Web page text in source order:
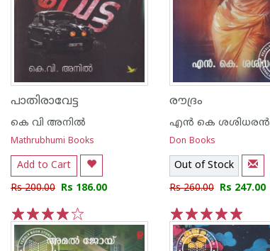
പാതിരാവേട്ട
കെ വി അനില്‍
Mathrubhumi Books
Add to Cart
Rs 200.00 Rs 186.00
5
4
3
2
1
രൗദ്രം
എന്‍ കെ ശശിധരന്‍
Don Books
Out of Stock
Rs 260.00 Rs 247.00
5
4
3
2
1